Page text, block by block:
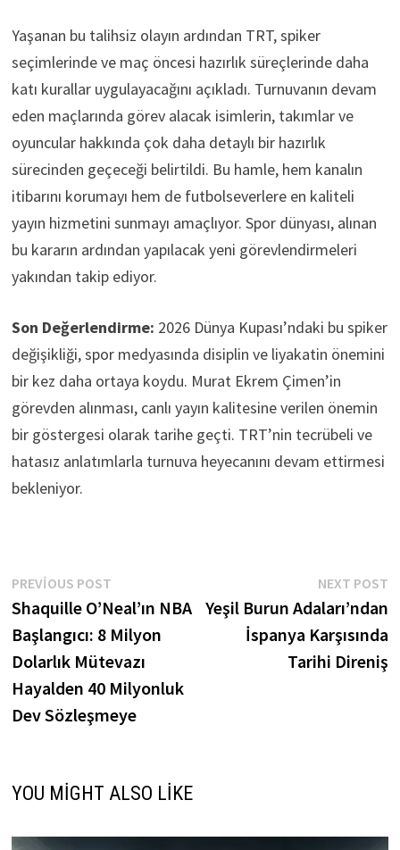
Yaşanan bu talihsiz olayın ardından TRT, spiker
seçimlerinde ve maç öncesi hazırlık süreçlerinde daha
katı kurallar uygulayacağını açıkladı. Turnuvanın devam
eden maçlarında görev alacak isimlerin, takımlar ve
oyuncular hakkında çok daha detaylı bir hazırlık
sürecinden geçeceği belirtildi. Bu hamle, hem kanalın
itibarını korumayı hem de futbolseverlere en kaliteli
yayın hizmetini sunmayı amaçlıyor. Spor dünyası, alınan
bu kararın ardından yapılacak yeni görevlendirmeleri
yakından takip ediyor.
Son Değerlendirme: 2026 Dünya Kupası’ndaki bu spiker
değişikliği, spor medyasında disiplin ve liyakatin önemini
bir kez daha ortaya koydu. Murat Ekrem Çimen’in
görevden alınması, canlı yayın kalitesine verilen önemin
bir göstergesi olarak tarihe geçti. TRT’nin tecrübeli ve
hatasız anlatımlarla turnuva heyecanını devam ettirmesi
bekleniyor.
Yazı
gezinmesi
PREVIOUS POSTPrevious
post:
Shaquille O’Neal’ın NBA
Başlangıcı: 8 Milyon
Dolarlık Mütevazı
Hayalden 40 Milyonluk
Dev Sözleşmeye
NEXT POST
Yeşil Burun Adaları’ndan
İspanya Karşısında
Tarihi Direniş
YOU MIGHT ALSO LIKE